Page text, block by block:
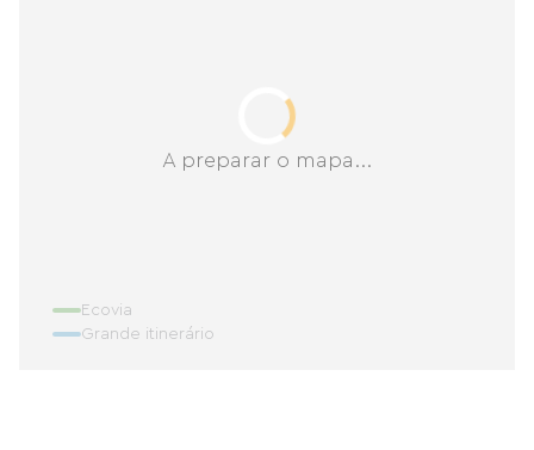
A preparar o mapa...
Ecovia
Grande itinerário